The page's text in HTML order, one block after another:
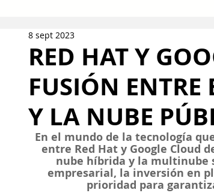
RED HAT Y
FUSIÓN ENTRE
Y LA NUBE
8 sept 2023
En el mundo de la tecnología
entre Red Hat y Google Cloud
nube híbrida y la multinube
empresarial, la inversión en
prioridad para